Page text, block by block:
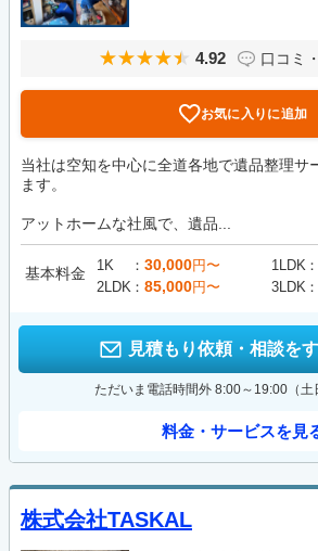
4.92 口コミ
お気に入りに追加
当社は空知を中心に全道各地で遺品整理サ
ます。
アットホームな社風で、遺品...
基本料金 1K 30,000円〜 1LDK
2LDK
85,000円〜 3LDK
見積もり依頼・相談を
ただいま電話時間外 8:00～19:00（土
料金・サービスを見
株式会社TASKAL